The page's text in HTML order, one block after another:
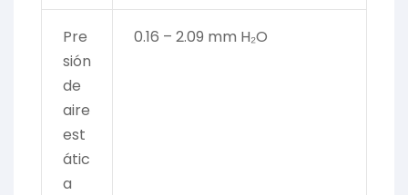
Pre
sión
de
aire
est
átic
a
0.16 – 2.09 mm H₂O